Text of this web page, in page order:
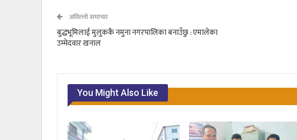
अघिल्लो समाचार
बुद्धभूमिलाई मुलुककै नमुना नगरपालिका बनाउँछु : एमालेका
उम्मेदवार खनाल
You Might Also Like